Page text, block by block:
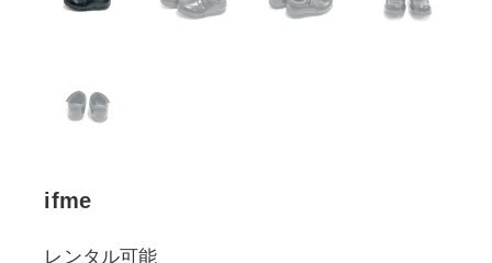
ifme
レンタル可能